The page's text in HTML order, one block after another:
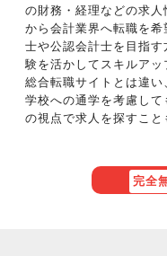
の財務・経理などの求
から会計業界へ転職を
士や公認会計士を目指
験を活かしてスキルアッ
総合転職サイトとは違
学校への通学を考慮し
の視点で求人を探すこと
完全